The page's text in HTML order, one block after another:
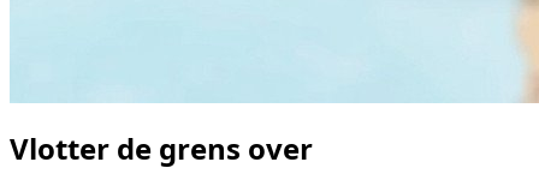
Vlotter de grens over